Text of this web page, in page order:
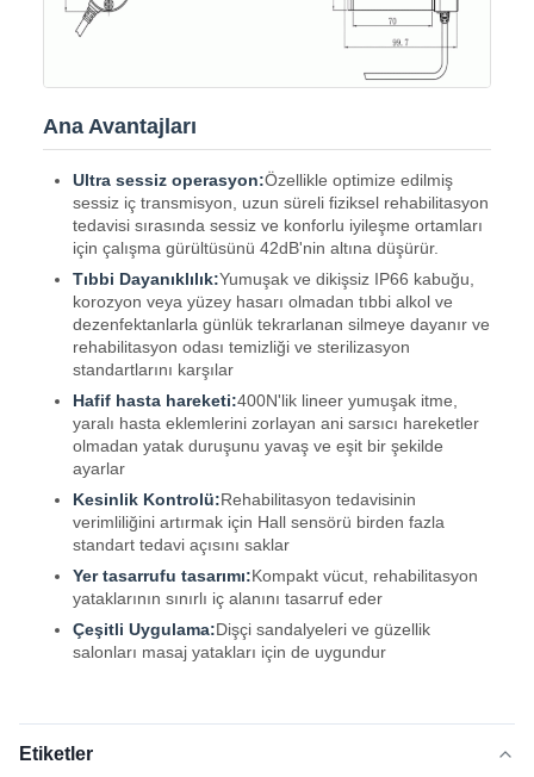
Ana Avantajları
Ultra sessiz operasyon:Özellikle optimize edilmiş
sessiz iç transmisyon, uzun süreli fiziksel rehabilitasyon
tedavisi sırasında sessiz ve konforlu iyileşme ortamları
için çalışma gürültüsünü 42dB'nin altına düşürür.
Tıbbi Dayanıklılık:Yumuşak ve dikişsiz IP66 kabuğu,
korozyon veya yüzey hasarı olmadan tıbbi alkol ve
dezenfektanlarla günlük tekrarlanan silmeye dayanır ve
rehabilitasyon odası temizliği ve sterilizasyon
standartlarını karşılar
Hafif hasta hareketi:400N'lik lineer yumuşak itme,
yaralı hasta eklemlerini zorlayan ani sarsıcı hareketler
olmadan yatak duruşunu yavaş ve eşit bir şekilde
ayarlar
Kesinlik Kontrolü:Rehabilitasyon tedavisinin
verimliliğini artırmak için Hall sensörü birden fazla
standart tedavi açısını saklar
Yer tasarrufu tasarımı:Kompakt vücut, rehabilitasyon
yataklarının sınırlı iç alanını tasarruf eder
Çeşitli Uygulama:Dişçi sandalyeleri ve güzellik
salonları masaj yatakları için de uygundur
Etiketler